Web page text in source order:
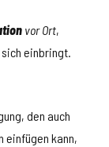
vor Ort,
einbringt.
den auch
einfügen kann,